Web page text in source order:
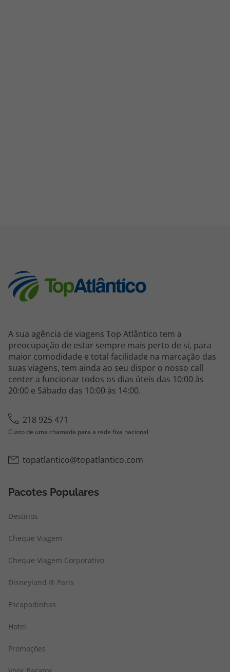
A sua agência de viagens Top Atlântico tem a
preocupação de estar sempre mais perto de si, para
maior comodidade e total facilidade na marcação das
suas viagens, tem ainda ao seu dispor o nosso call
center a funcionar todos os dias úteis das 10:00 às
20:00 e Sábado das 10:00 às 14:00.
218 925 471
Custo de uma chamada para a rede fixa nacional
topatlantico@topatlantico.com
Pacotes Populares
Destinos
Cheque Viagem
Cheque Viagem Corporativo
Disneyland ® Paris
Escapadinhas
Hotel
Promoções